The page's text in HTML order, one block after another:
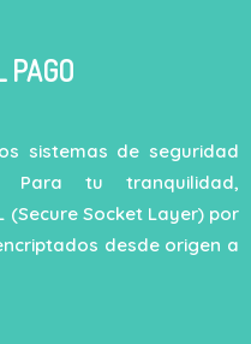
PAGO
sistemas de seguridad
Para tu tranquilidad,
(Secure Socket Layer) por
desde origen a